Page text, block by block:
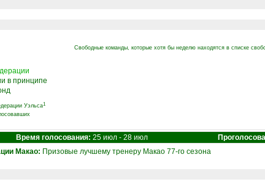
Свободные команды, которые хотя бы неделю находятся в списке
в принципе
Уэльса1
Время голосования: 25 июл - 28 июл
Макао: Призовые лучшему тренеру Макао 77-го сезона